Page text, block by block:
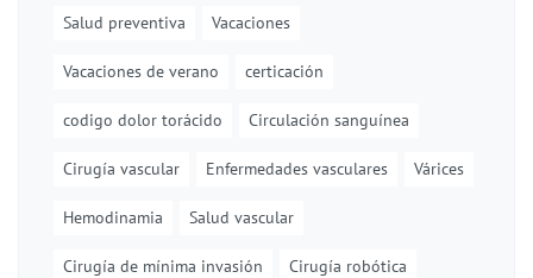
Salud preventiva Vacaciones
Vacaciones de verano certicación
codigo dolor torácido Circulación sanguínea
Cirugía vascular Enfermedades vasculares Várices
Hemodinamia Salud vascular
Cirugía de mínima invasión Cirugía robótica